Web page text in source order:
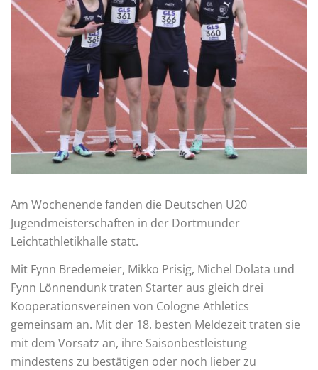
Am Wochenende fanden die Deutschen U20
Jugendmeisterschaften in der Dortmunder
Leichtathletikhalle statt.
Mit Fynn Bredemeier, Mikko Prisig, Michel Dolata und
Fynn Lönnendunk traten Starter aus gleich drei
Kooperationsvereinen von Cologne Athletics
gemeinsam an. Mit der 18. besten Meldezeit traten sie
mit dem Vorsatz an, ihre Saisonbestleistung
mindestens zu bestätigen oder noch lieber zu